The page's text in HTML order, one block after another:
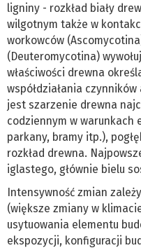
ligniny - rozkład biały
wilgotnym także w
workowców
(Deuteromycotina)
właściwości drewna
współdziałania
jest szarzenie drewna
codziennym w warunkach
parkany, bramy itp.),
rozkład drewna.
iglastego, głównie bielu
Intensywność zmian
(większe zmiany w
usytuowania elementu
ekspozycji, konfiguracji